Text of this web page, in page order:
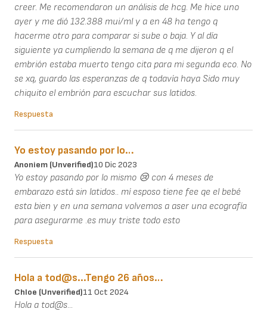
creer. Me recomendaron un análisis de hcg. Me hice uno
ayer y me dió 132.388 mui/ml y a en 48 ha tengo q
hacerme otro para comparar si sube o baja. Y al día
siguiente ya cumpliendo la semana de q me dijeron q el
embrión estaba muerto tengo cita para mi segunda eco. No
se xq, guardo las esperanzas de q todavía haya Sido muy
chiquito el embrión para escuchar sus latidos.
Respuesta
Yo estoy pasando por lo…
Anoniem (unverified)10 Dic 2023
Yo estoy pasando por lo mismo 😢 con 4 meses de
embarazo está sin latidos.. mí esposo tiene fee qe el bebé
esta bien y en una semana volvemos a aser una ecografía
para asegurarme .es muy triste todo esto
Respuesta
Hola a tod@s...Tengo 26 años…
Chloe (unverified)11 Oct 2024
Hola a tod@s...